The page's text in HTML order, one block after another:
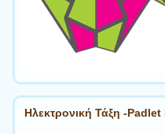
Ηλεκτρονική Τάξη -